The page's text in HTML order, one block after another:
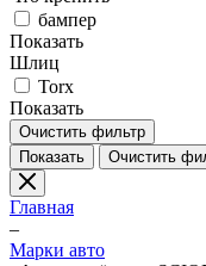
бампер
Показать
Шлиц
Torx
Показать
Очистить фильтр
Показать
Очистить
Главная
–
Марки авто